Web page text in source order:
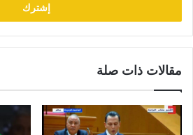
مقالات ذات صلة